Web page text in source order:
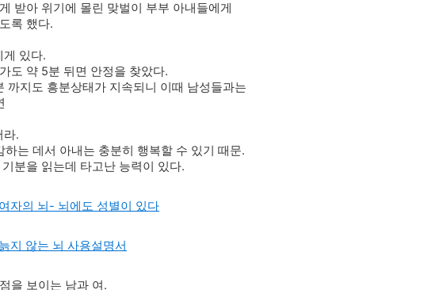
받아 위기에 몰린 맞벌이 부부 아내들에게
록 했다.
있다.
도 약 5분 뒤면 안정을 찾았다.
까지도 흥분상태가 지속되니 이때 남성들과는
라.
는 데서 아내는 충분히 행복할 수 있기 때문.
분을 읽는데 타고난 능력이 있다.
자의 뇌- 뇌에도 성별이 있다
지 않는 뇌 사용설명서
을 보이는 남과 여.